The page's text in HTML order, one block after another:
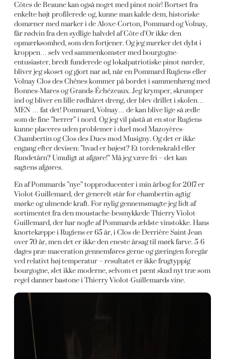
Côtes de Beaune kan også noget med pinot noir! Bortset fra
enkelte højt profilerede og, kunne man kalde dem, historiske
domæner med marker i de Aloxe-Corton, Pommard og Volnay,
får rødvin fra den sydlige halvdel af Côte d’Or ikke den
opmærksomhed, som den fortjener. Og jeg mærker det dybt i
kroppen… selv ved sammenkomster med bourgogne-
entusiaster, bredt funderede og lokalpatriotiske pinot-nørder,
bliver jeg skoset og gjort nar ad, når en Pommard Rugiens eller
Volnay Clos des Chênes kommer på bordet i sammenhæng med
Bonnes-Mares og Grands-Échézeaux. Jeg krymper, skrumper
ind og bliver en lille rødhåret dreng, der blev drillet i skolen…
MEN … fat det! Pommard, Volnay… de kan blive lige så ædle
som de fine ”herrer” i nord. Og jeg vil påstå at en stor Rugiens
kunne placeres uden problemer i duel mod Mazoyères-
Chambertin og Clos des Ducs mod Musigny. Og det er ikke
engang efter devisen: ”hvad er højest? Et tordenskrald eller
Rundetårn? Umuligt at afgøre!” Må jeg være fri – det kan
sagtens afgøres.
En af Pommards ”nye” topproducenter i min årbog for 2017 er
Violot-Guillemard, der generelt står for chambertin-agtig
mørke og ulmende kraft. For nylig gennemsmagte jeg lidt af
sortimentet fra den moustache-besmykkede Thierry Violot-
Guillemard, der har nogle af Pommards ældste vinstokke. Hans
knortekæppe i Rugiens er 65 år, i Clos de Derrière Saint-Jean
over 70 år, men det er ikke den eneste årsag til mørk farve. 5-6
dages præ-maceration gennemføres gerne og gæringen foregår
ved relativt høj temperatur – resultatet er ikke frugtyppig
bourgogne, slet ikke moderne, selvom et pænt skud nyt træ som
regel danner bastone i Thierry Violot-Guillemards vine.